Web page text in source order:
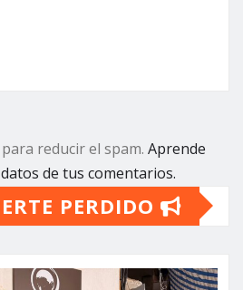
reducir el spam. Aprende
de tus comentarios.
PERDIDO